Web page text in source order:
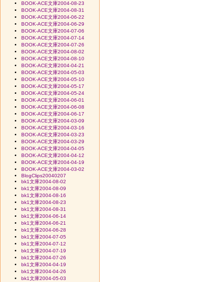
BOOK-ACE文庫2004-08-23
BOOK-ACE文庫2004-08-31
BOOK-ACE文庫2004-06-22
BOOK-ACE文庫2004-06-29
BOOK-ACE文庫2004-07-06
BOOK-ACE文庫2004-07-14
BOOK-ACE文庫2004-07-26
BOOK-ACE文庫2004-08-02
BOOK-ACE文庫2004-08-10
BOOK-ACE文庫2004-04-21
BOOK-ACE文庫2004-05-03
BOOK-ACE文庫2004-05-10
BOOK-ACE文庫2004-05-17
BOOK-ACE文庫2004-05-24
BOOK-ACE文庫2004-06-01
BOOK-ACE文庫2004-06-08
BOOK-ACE文庫2004-06-17
BOOK-ACE文庫2004-03-09
BOOK-ACE文庫2004-03-16
BOOK-ACE文庫2004-03-23
BOOK-ACE文庫2004-03-29
BOOK-ACE文庫2004-04-05
BOOK-ACE文庫2004-04-12
BOOK-ACE文庫2004-04-19
BOOK-ACE文庫2004-03-02
BlogClips20040207
bk1文庫2004-08-02
bk1文庫2004-08-09
bk1文庫2004-08-16
bk1文庫2004-08-23
bk1文庫2004-08-31
bk1文庫2004-06-14
bk1文庫2004-06-21
bk1文庫2004-06-28
bk1文庫2004-07-05
bk1文庫2004-07-12
bk1文庫2004-07-19
bk1文庫2004-07-26
bk1文庫2004-04-19
bk1文庫2004-04-26
bk1文庫2004-05-03